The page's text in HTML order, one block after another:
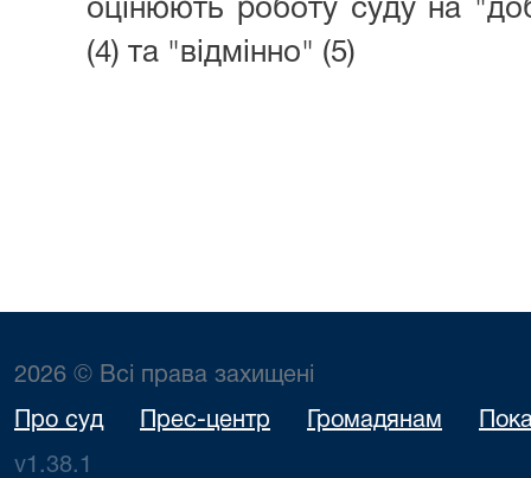
оцінюють роботу суду на
(4) та "відмінно" (5)
2026 © Всі права захищені
Про суд Прес-центр Громадянам
v1.38.1